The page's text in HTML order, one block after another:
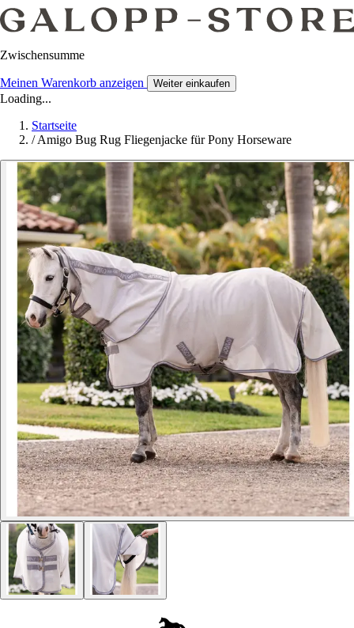
Zwischensumme
Meinen Warenkorb anzeigen Weiter einkaufen
Loading...
Startseite
/Amigo Bug Rug Fliegenjacke für Pony Horseware